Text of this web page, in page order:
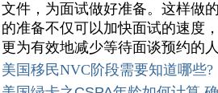
文件，为面试做好准备。这样做
的准备不仅可以加快面试的速度
更为有效地减少等待面谈预约的人
美国移民NVC阶段需要知道哪些?